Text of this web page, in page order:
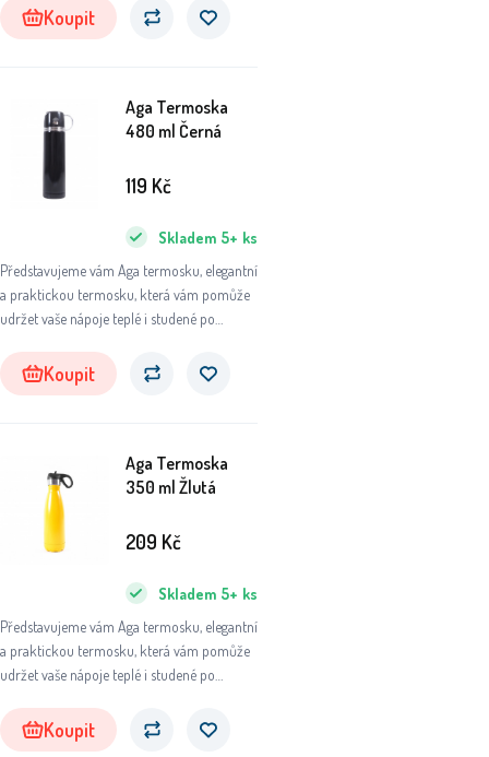
přírody, do práce nebo na sportovní aktivity,
tato termoska se stane vaším
Koupit
Aga Termoska
480 ml Černá
Představujeme vám Aga termosku, elegantní
a praktickou termosku, která vám pomůže
udržet vaše nápoje teplé i studené po
přírody, do práce nebo na sportovní aktivity,
tato termoska se stane vaším
Skladem 5+ ks
119 Kč
Koupit
Aga Termoska
350 ml Žlutá
Představujeme vám Aga termosku, elegantní
a praktickou termosku, která vám pomůže
udržet vaše nápoje teplé i studené po
přírody, do práce nebo na sportovní aktivity,
tato termoska se stane vaším
Skladem 5+ ks
209 Kč
Koupit